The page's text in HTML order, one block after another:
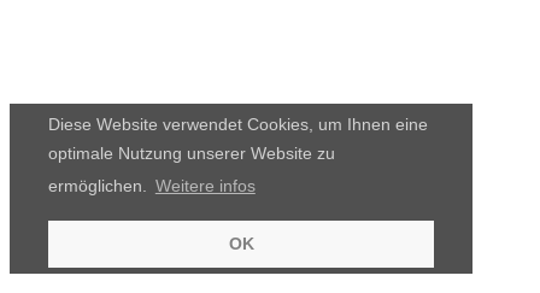
Diese Website verwendet Cookies, um Ihnen eine
optimale Nutzung unserer Website zu
ermöglichen.
Weitere infos
OK